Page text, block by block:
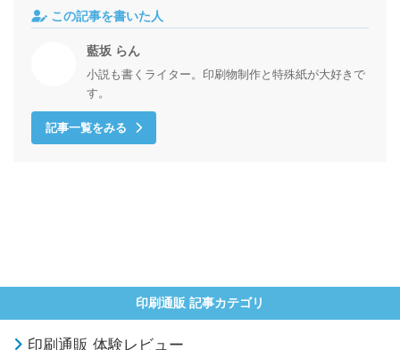
この記事を書いた人
藍坂 らん
小説も書くライター。印刷物制作と特殊紙が大好きで
す。
記事一覧をみる
印刷通販 記事カテゴリ
印刷通販 体験レビュー